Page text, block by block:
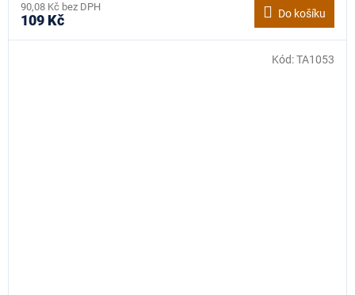
90,08 Kč bez DPH
109 Kč Do košíku
Kód:TA1053